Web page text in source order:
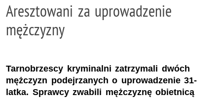
Aresztowani za uprowadzenie
mężczyzny
Tarnobrzescy kryminalni zatrzymali dwóch
mężczyzn podejrzanych o uprowadzenie 31-
latka. Sprawcy zwabili mężczyznę obietnicą